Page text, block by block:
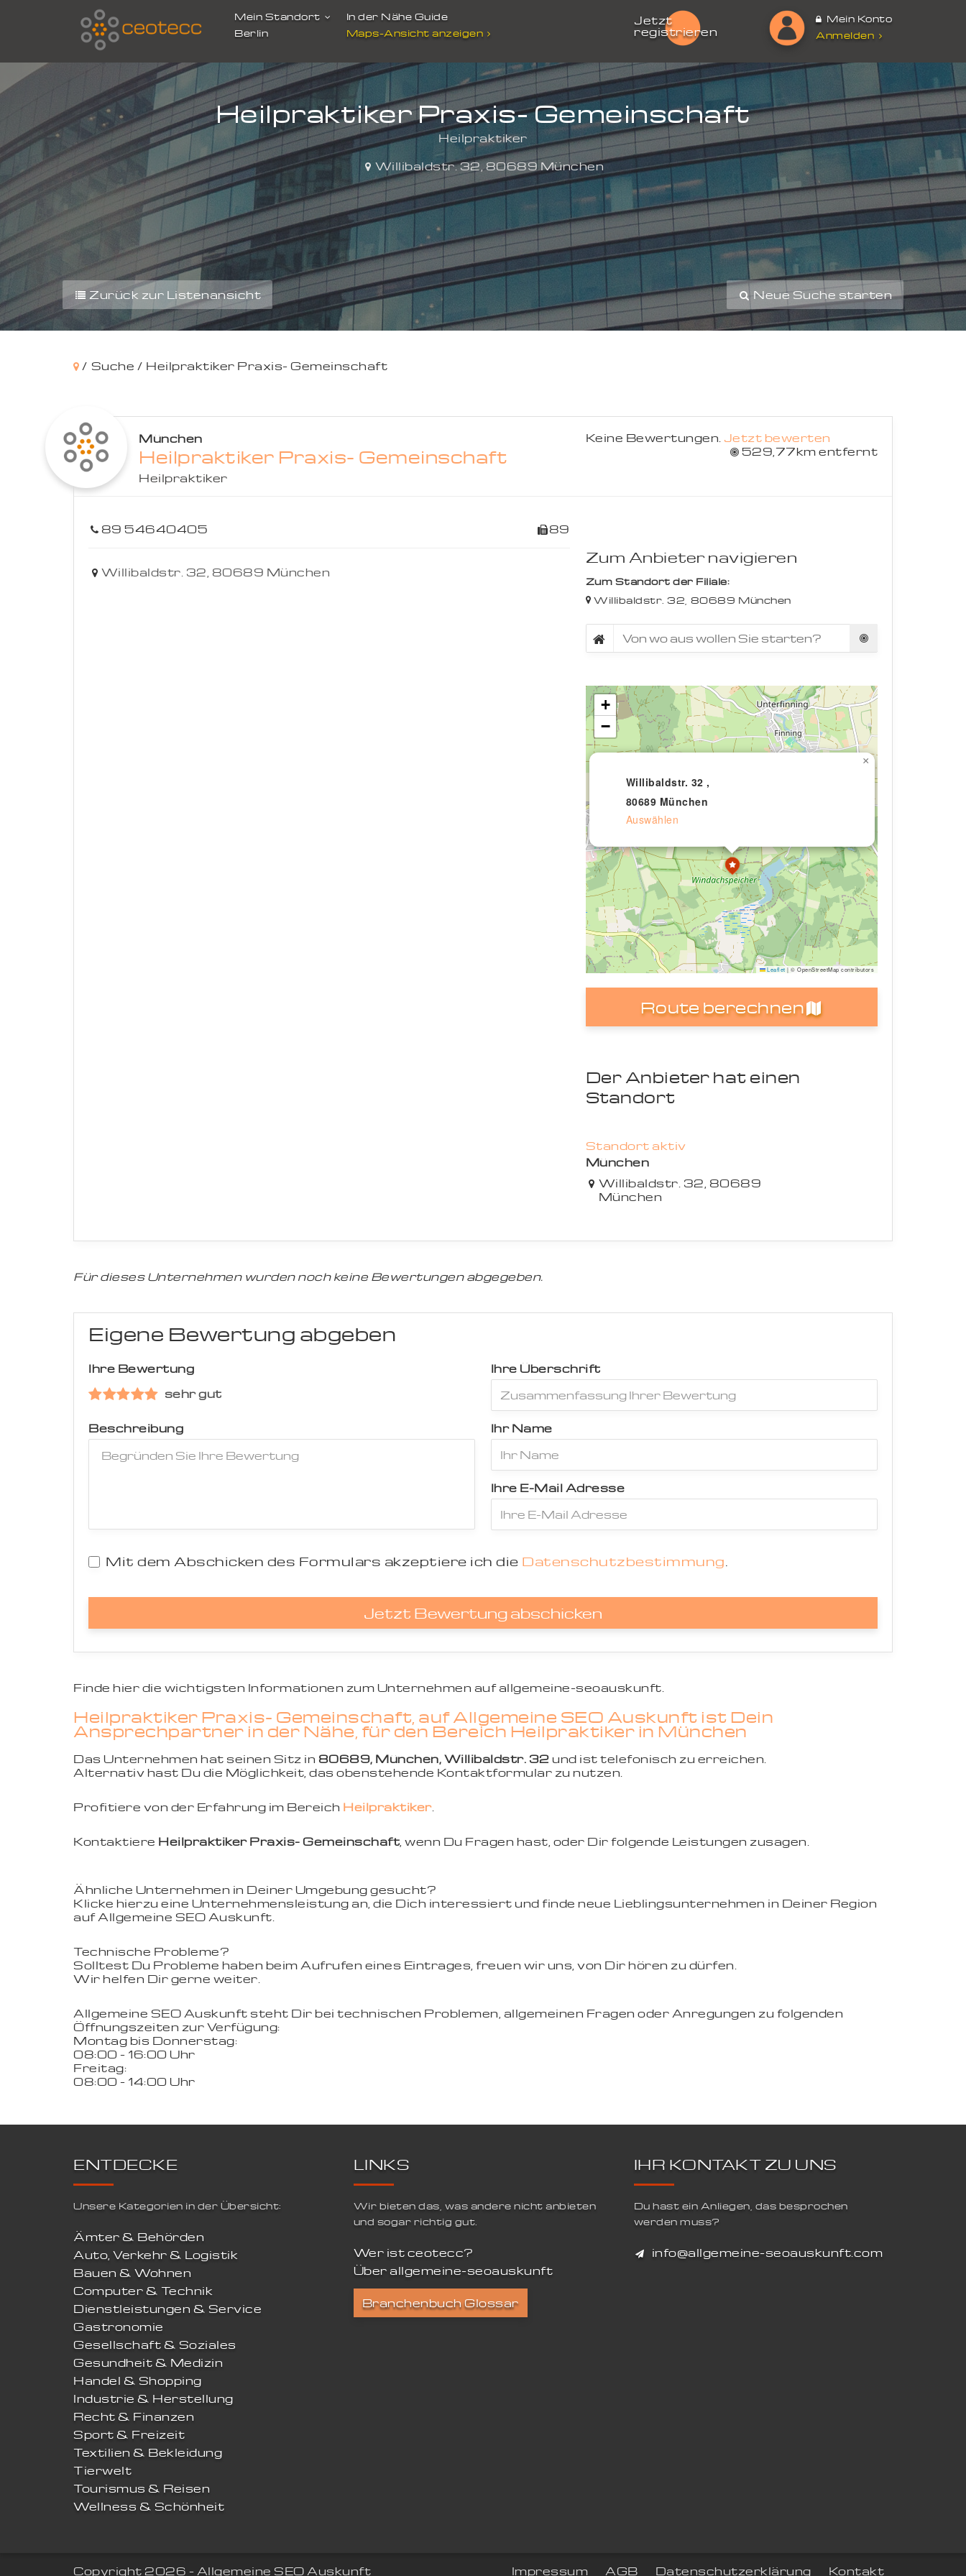
Mein Standort
Berlin
In der Nähe Guide
Maps-Ansicht anzeigen
Jetzt
registrieren
Mein Konto
Anmelden
Heilpraktiker Praxis- Gemeinschaft
Heilpraktiker
Willibaldstr. 32,80689 München
Zurück zur Listenansicht Neue Suche starten
/ Suche / Heilpraktiker Praxis- Gemeinschaft
München
Heilpraktiker Praxis- Gemeinschaft
Heilpraktiker
Keine Bewertungen. Jetzt bewerten
529,77km entfernt
89 54640405 89
Willibaldstr. 32, 80689 München
Zum Anbieter navigieren
Zum Standort der Filiale:
Willibaldstr. 32, 80689 München
Willibaldstr. 32 ,
80689 München
Auswählen
×
+
−
Leaflet | © OpenStreetMap contributors
Route berechnen
Der Anbieter hat einen
Standort
Standort aktiv
München
Willibaldstr. 32, 80689
München
Für dieses Unternehmen wurden noch keine Bewertungen abgegeben.
Eigene Bewertung abgeben
Ihre Bewertung
sehr gut
Ihre Überschrift
Ihr Name
Ihre E-Mail Adresse
Beschreibung
Mit dem Abschicken des Formulars akzeptiere ich die Datenschutzbestimmung
Jetzt Bewertung abschicken
Finde hier die wichtigsten Informationen zum Unternehmen auf allgemeine-seoauskunft.
Heilpraktiker Praxis- Gemeinschaft, auf Allgemeine SEO Auskunft ist Dein
Ansprechpartner in der Nähe, für den Bereich Heilpraktiker in München
Das Unternehmen hat seinen Sitz in 80689, München, Willibaldstr. 32 und ist telefonisch zu erreichen.
Alternativ hast Du die Möglichkeit, das obenstehende Kontaktformular zu nutzen.
Profitiere von der Erfahrung im Bereich Heilpraktiker.
Kontaktiere Heilpraktiker Praxis- Gemeinschaft, wenn Du Fragen hast, oder Dir folgende Leistungen zusagen.
Ähnliche Unternehmen in Deiner Umgebung gesucht?
Klicke hierzu eine Unternehmensleistung an, die Dich interessiert und finde neue Lieblingsunternehmen in Deiner Region
auf Allgemeine SEO Auskunft.
Technische Probleme?
Solltest Du Probleme haben beim Aufrufen eines Eintrages, freuen wir uns, von Dir hören zu dürfen.
Wir helfen Dir gerne weiter.
Allgemeine SEO Auskunft steht Dir bei technischen Problemen, allgemeinen Fragen oder Anregungen zu folgenden
Öffnungszeiten zur Verfügung:
Montag bis Donnerstag:
08:00 - 16:00 Uhr
Freitag:
08:00 - 14:00 Uhr
ENTDECKE
Unsere Kategorien in der Übersicht:
Ämter & Behörden
Auto, Verkehr & Logistik
Bauen & Wohnen
Computer & Technik
Dienstleistungen & Service
Gastronomie
Gesellschaft & Soziales
Gesundheit & Medizin
Handel & Shopping
Industrie & Herstellung
Recht & Finanzen
Sport & Freizeit
Textilien & Bekleidung
Tierwelt
Tourismus & Reisen
Wellness & Schönheit
LINKS
Wir bieten das, was andere nicht anbieten
und sogar richtig gut.
Wer ist ceotecc?
Über allgemeine-seoauskunft
Branchenbuch Glossar
IHR KONTAKT ZU UNS
Du hast ein Anliegen, das besprochen
werden muss?
info@allgemeine-seoauskunft.com
Copyright 2026 - Allgemeine SEO Auskunft Impressum AGB Datenschutzerklärung Kontakt